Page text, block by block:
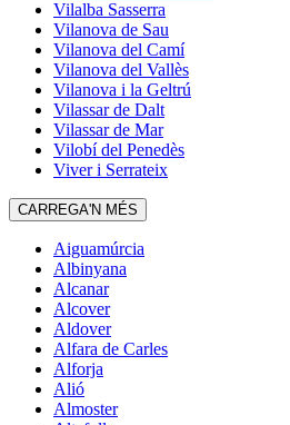
Vilalba Sasserra
Vilanova de Sau
Vilanova del Camí
Vilanova del Vallès
Vilanova i la Geltrú
Vilassar de Dalt
Vilassar de Mar
Vilobí del Penedès
Viver i Serrateix
CARREGA'N MÉS
Aiguamúrcia
Albinyana
Alcanar
Alcover
Aldover
Alfara de Carles
Alforja
Alió
Almoster